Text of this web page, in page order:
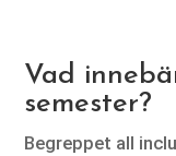
Vad
semester?
Begreppet all